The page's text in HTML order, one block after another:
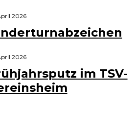
2026
2026
im TSV-